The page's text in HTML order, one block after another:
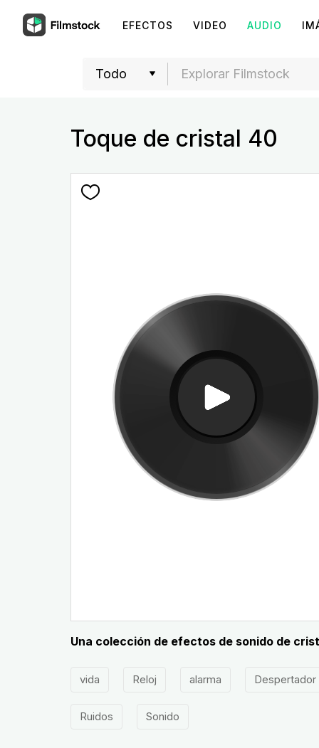
EFECTOS VIDEO AUDIO
Toque de cristal 40
Una colección de efectos de sonido de
vida Reloj alarma Despertador
Ruidos Sonido